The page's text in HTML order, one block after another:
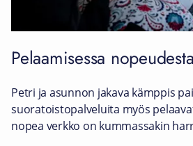
Pelaamisessa
Petri ja asunnon jakava kämppis
suoratoistopalveluita myös
nopea verkko on kummassakin